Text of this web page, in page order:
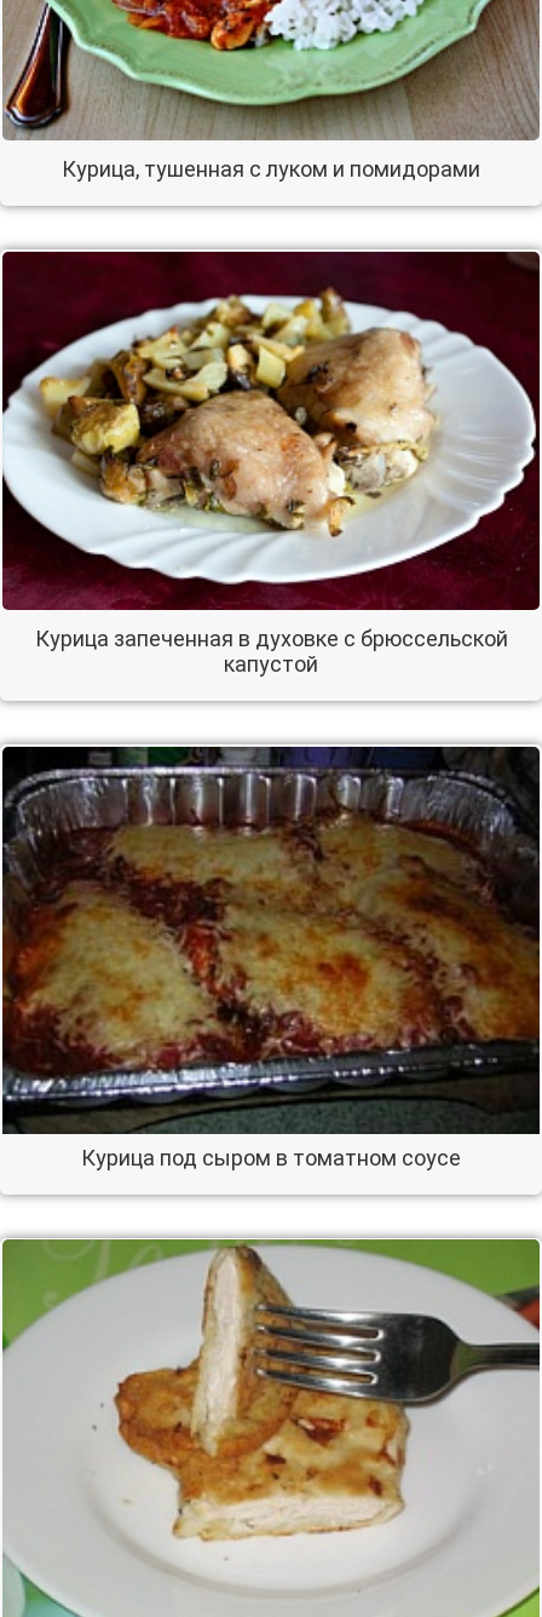
Курица, тушенная с луком и помидорами
Курица запеченная в духовке с брюссельской
капустой
Курица под сыром в томатном соусе